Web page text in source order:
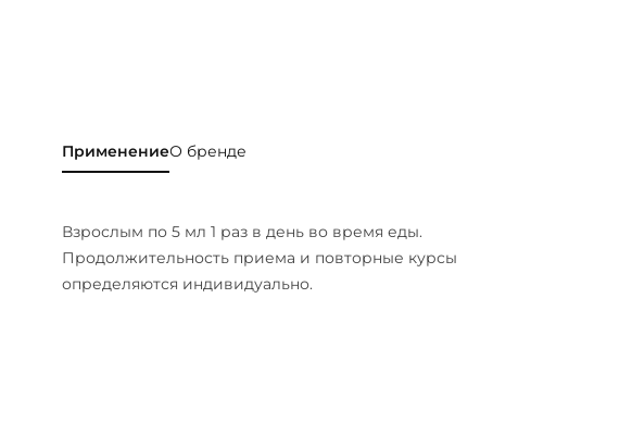
ПрименениеО бренде
Взрослым по 5 мл 1 раз в день во время еды.
Продолжительность приема и повторные курсы
определяются индивидуально.